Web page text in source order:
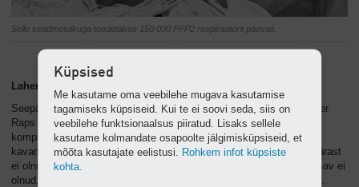
Selle seadmestikuga toodetakse 150 000 FFP2 respiraatorit päevas.
Lahendus: Elektriline ja mobiilne
Seepärast pidi leidma lahenduse. Kõige parem otsekohe. „Alexander
Raps võttis meiega ühendust ja küsis nõu,“ meenutab Ralf Hereth,
kompressorite MOBILAIR tootejuht. „Olemasolev suruõhujaam oli
kavandatud ettevõtte UNIMATIC tavapärase tootmise jaoks. Seepärast
ei olnud üllatav, et täiendavate tarbijate puhul tarnekogus enam piisav ei
olnud.“ Ent suruõhuvarustuse laiendamine oli kõike muud kui lihtne.
Küpsised
Me kasutame oma veebilehe mugava kasutamise
tagamiseks küpsiseid. Kui te ei soovi seda, siis on
veebilehe funktsionaalsus piiratud. Lisaks sellele
kasutame kolmandate osapoolte jälgimisküpsiseid, et
mõõta kasutajate eelistusi. Rohkem infot küpsiste
kohta.